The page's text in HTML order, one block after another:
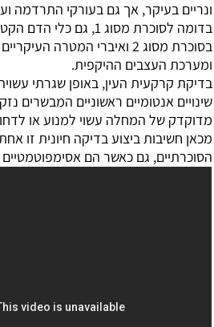
התרדמה ועורקי הגפיים התחתונות.
לסוכרת מסוג 1, גם כלי הדם הקטנים עלולים להיפגע
2 ואיברי המטרה העיקריים הם רשתית העין, כליות
שגרתי עשויה לגלות מבעוד מועד
המבשרים נזק על רקע הסוכרת, איזון
למנוע או לדחות נזק זה.
חיונית זו אחת לששה חודשים אצל כל
אסימפוטמטיים (ללא סימנים).